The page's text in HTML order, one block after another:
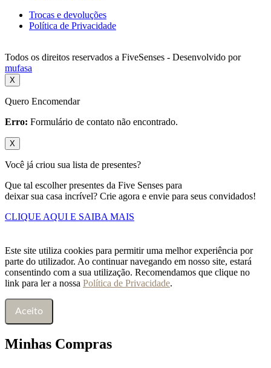
Trocas e devoluções
Política de Privacidade
Todos os direitos reservados a FiveSenses - Desenvolvido por
mufasa
X
Quero Encomendar
Erro: Formulário de contato não encontrado.
X
Você já criou sua lista de presentes?
Que tal escolher presentes da Five Senses para
deixar sua casa incrível? Crie agora e envie para seus convidados!
CLIQUE AQUI E SAIBA MAIS
Este site utiliza cookies para permitir uma melhor experiência por
parte do utilizador. Ao continuar navegando em nosso site, estará
consentindo com a sua utilização. Recomendamos que clique no
link para ler a nossa Política de Privacidade.
Aceito
Minhas Compras